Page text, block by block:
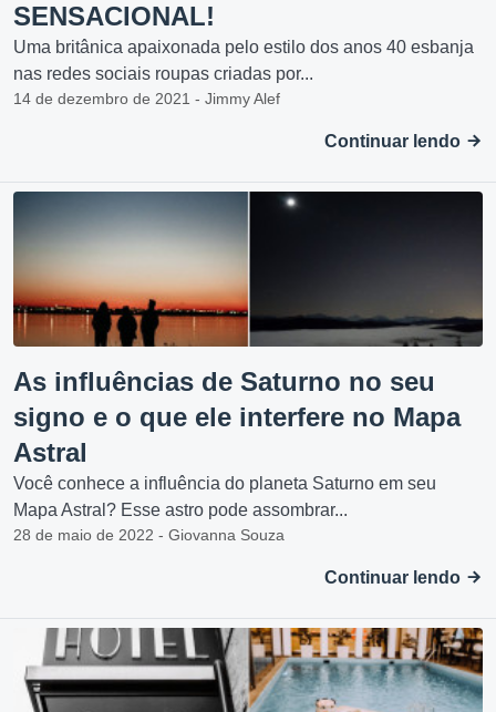
SENSACIONAL!
Uma britânica apaixonada pelo estilo dos anos 40 esbanja
nas redes sociais roupas criadas por...
14 de dezembro de 2021 - Jimmy Alef
Continuar lendo
As influências de Saturno no seu
signo e o que ele interfere no Mapa
Astral
Você conhece a influência do planeta Saturno em seu
Mapa Astral? Esse astro pode assombrar...
28 de maio de 2022 - Giovanna Souza
Continuar lendo